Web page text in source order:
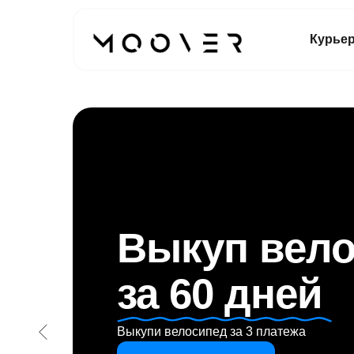
Выкуп
за 60 дней
Выкупи велосипед за 3 платежа